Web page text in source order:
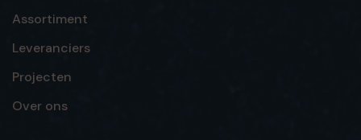
Assortiment
Leveranciers
Projecten
Over ons